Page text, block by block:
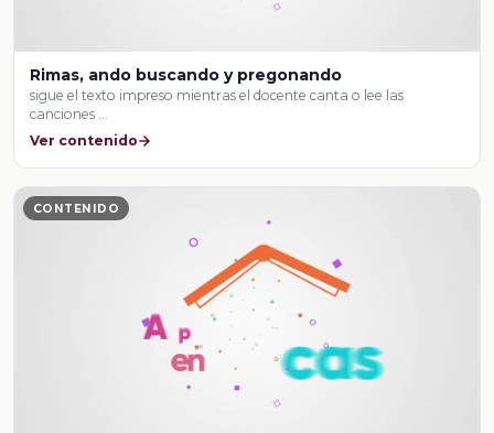
Rimas, ando buscando y pregonando
sigue el texto impreso mientras el docente canta o lee las
canciones …
Ver contenido
CONTENIDO